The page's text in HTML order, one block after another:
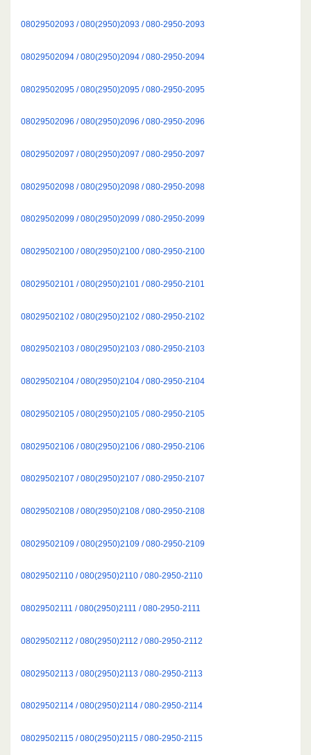
08029502093 / 080(2950)2093 / 080-2950-2093
08029502094 / 080(2950)2094 / 080-2950-2094
08029502095 / 080(2950)2095 / 080-2950-2095
08029502096 / 080(2950)2096 / 080-2950-2096
08029502097 / 080(2950)2097 / 080-2950-2097
08029502098 / 080(2950)2098 / 080-2950-2098
08029502099 / 080(2950)2099 / 080-2950-2099
08029502100 / 080(2950)2100 / 080-2950-2100
08029502101 / 080(2950)2101 / 080-2950-2101
08029502102 / 080(2950)2102 / 080-2950-2102
08029502103 / 080(2950)2103 / 080-2950-2103
08029502104 / 080(2950)2104 / 080-2950-2104
08029502105 / 080(2950)2105 / 080-2950-2105
08029502106 / 080(2950)2106 / 080-2950-2106
08029502107 / 080(2950)2107 / 080-2950-2107
08029502108 / 080(2950)2108 / 080-2950-2108
08029502109 / 080(2950)2109 / 080-2950-2109
08029502110 / 080(2950)2110 / 080-2950-2110
08029502111 / 080(2950)2111 / 080-2950-2111
08029502112 / 080(2950)2112 / 080-2950-2112
08029502113 / 080(2950)2113 / 080-2950-2113
08029502114 / 080(2950)2114 / 080-2950-2114
08029502115 / 080(2950)2115 / 080-2950-2115